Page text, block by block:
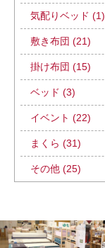
気配りベッド (1)
敷き布団 (21)
掛け布団 (15)
ベッド (3)
イベント (22)
まくら (31)
その他 (25)